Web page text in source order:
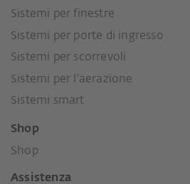
Sistemi per finestre
Sistemi per porte di ingresso
Sistemi per scorrevoli
Sistemi per l'aerazione
Sistemi smart
Shop
Shop
Assistenza